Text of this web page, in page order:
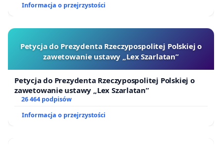
Informacja o przejrzystości
Petycja do Prezydenta Rzeczypospolitej Polskiej o
zawetowanie ustawy „Lex Szarlatan”
Petycja do Prezydenta Rzeczypospolitej Polskiej o
zawetowanie ustawy „Lex Szarlatan”
26 464 podpisów
Informacja o przejrzystości